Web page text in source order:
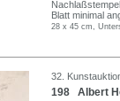
Blatt minimal
28 x 45 cm,
32.
198 Albert